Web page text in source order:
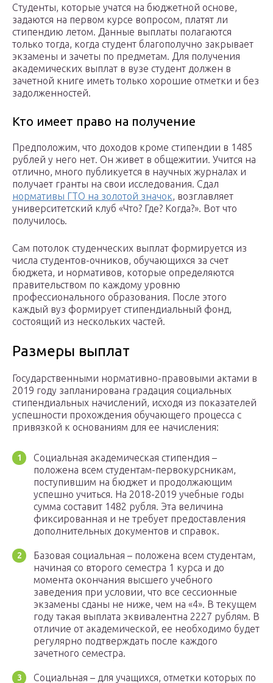
Студенты, которые учатся на бюджетной основе,
задаются на первом курсе вопросом, платят ли
стипендию летом. Данные выплаты полагаются
только тогда, когда студент благополучно закрывает
экзамены и зачеты по предметам. Для получения
академических выплат в вузе студент должен в
зачетной книге иметь только хорошие отметки и без
задолженностей.
Кто имеет право на получение
Предположим, что доходов кроме стипендии в 1485
рублей у него нет. Он живет в общежитии. Учится на
отлично, много публикуется в научных журналах и
получает гранты на свои исследования. Сдал
нормативы ГТО на золотой значок, возглавляет
университетский клуб «Что? Где? Когда?». Вот что
получилось.
Сам потолок студенческих выплат формируется из
числа студентов-очников, обучающихся за счет
бюджета, и нормативов, которые определяются
правительством по каждому уровню
профессионального образования. После этого
каждый вуз формирует стипендиальный фонд,
состоящий из нескольких частей.
Размеры выплат
Государственными нормативно-правовыми актами в
2019 году запланирована градация социальных
стипендиальных начислений, исходя из показателей
успешности прохождения обучающего процесса с
привязкой к основаниям для ее начисления:
Социальная академическая стипендия –
положена всем студентам-первокурсникам,
поступившим на бюджет и продолжающим
успешно учиться. На 2018-2019 учебные годы
сумма составит 1482 рубля. Эта величина
фиксированная и не требует предоставления
дополнительных документов и справок.
Базовая социальная – положена всем студентам,
начиная со второго семестра 1 курса и до
момента окончания высшего учебного
заведения при условии, что все сессионные
экзамены сданы не ниже, чем на «4». В текущем
году такая выплата эквивалентна 2227 рублям. В
отличие от академической, ее необходимо будет
регулярно подтверждать после каждого
зачетного семестра.
Социальная – для учащихся, отметки которых по